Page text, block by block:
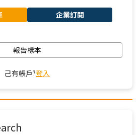
企業訂閱
報告樣本
己有帳戶?登入